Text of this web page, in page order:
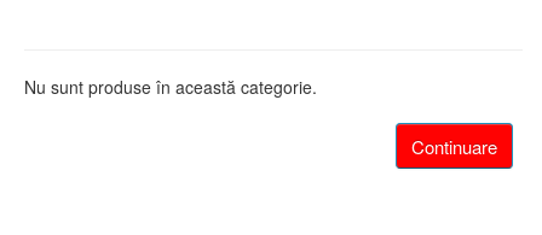
Nu sunt produse în această categorie.
Continuare